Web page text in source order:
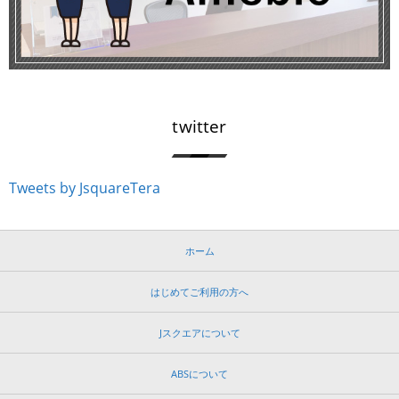
twitter
Tweets by JsquareTera
ホーム
はじめてご利用の方へ
Jスクエアについて
ABSについて